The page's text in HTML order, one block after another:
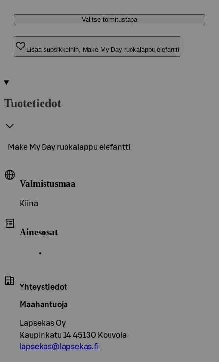
Valitse toimitustapa
Lisää suosikkeihin, Make My Day ruokalappu elefantti
Tuotetiedot
Make My Day ruokalappu elefantti
Valmistusmaa
Kiina
Ainesosat
Yhteystiedot
Maahantuoja
Lapsekas Oy
Kaupinkatu 14 45130 Kouvola
lapsekas@lapsekas.fi